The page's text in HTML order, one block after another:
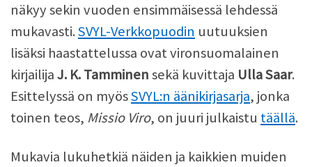
näkyy sekin vuoden ensimmäisessä lehdessä
mukavasti.SVYL-Verkkopuodin uutuuksien
lisäksi haastattelussa ovat vironsuomalainen
kirjailijaJ. K. Tamminensekä kuvittaja Ulla Saar.
Esittelyssä on myösSVYL:n äänikirjasarja, jonka
toinen teos, Missio Viro, on juuri julkaistu täällä.
Mukavia lukuhetkiä näiden ja kaikkien muiden